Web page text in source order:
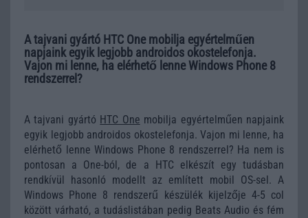
A tajvani gyártó HTC One mobilja egyértelműen
napjaink egyik legjobb androidos okostelefonja.
Vajon mi lenne, ha elérhető lenne Windows Phone 8
rendszerrel?
A tajvani gyártó HTC One mobilja egyértelműen napjaink
egyik legjobb androidos okostelefonja. Vajon mi lenne, ha
elérhető lenne Windows Phone 8 rendszerrel? Ha nem is
pontosan a One-ból, de a HTC elkészít egy tudásban
rendkívül hasonló modellt az említett mobil OS-sel. A
Windows Phone 8 rendszerű készülék kijelzője 4-5 col
között várható, a tudáslistában pedig Beats Audio és fém